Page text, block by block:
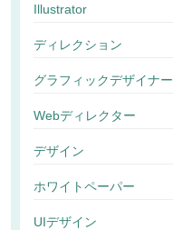
Illustrator
ディレクション
グラフィックデザイナー
Webディレクター
デザイン
ホワイトペーパー
UIデザイン